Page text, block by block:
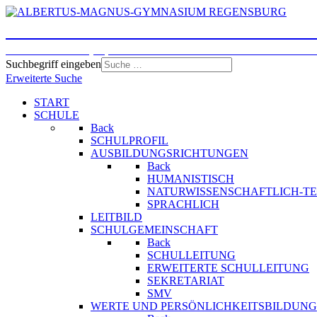
Suchbegriff eingeben
Erweiterte Suche
START
SCHULE
Back
SCHULPROFIL
AUSBILDUNGSRICHTUNGEN
Back
HUMANISTISCH
NATURWISSENSCHAFTLICH-
SPRACHLICH
LEITBILD
SCHULGEMEINSCHAFT
Back
SCHULLEITUNG
ERWEITERTE SCHULLEITUNG
SEKRETARIAT
SMV
WERTE UND PERSÖNLICHKEITSBILDUNG